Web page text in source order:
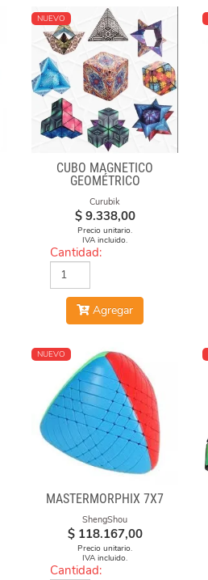
NUEVO
CUBO MAGNÉTICO
GEOMÉTRICO
Curubik
$ 9.338,00
Precio unitario.
IVA incluido.
Cantidad:
Agregar
NUEVO
MASTERMORPHIX 7X7
ShengShou
$ 118.167,00
Precio unitario.
IVA incluido.
Cantidad: